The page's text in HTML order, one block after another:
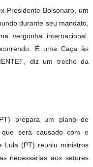
Presidente Bolsonaro, um
durante seu mandato,
vergonha internacional.
É uma Caça às
diz um trecho da
prepara um plano de
será causado com o
Lula (PT) reuniu ministros
necessárias aos setores